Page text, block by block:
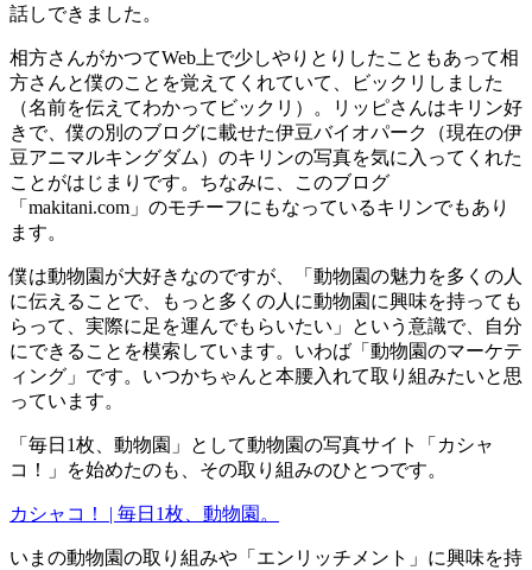
話しできました。
相方さんがかつてWeb上で少しやりとりしたこともあって相
方さんと僕のことを覚えてくれていて、ビックリしました
（名前を伝えてわかってビックリ）。リッピさんはキリン好
きで、僕の別のブログに載せた伊豆バイオパーク（現在の伊
豆アニマルキングダム）のキリンの写真を気に入ってくれた
ことがはじまりです。ちなみに、このブログ
「makitani.com」のモチーフにもなっているキリンでもあり
ます。
僕は動物園が大好きなのですが、「動物園の魅力を多くの人
に伝えることで、もっと多くの人に動物園に興味を持っても
らって、実際に足を運んでもらいたい」という意識で、自分
にできることを模索しています。いわば「動物園のマーケテ
ィング」です。いつかちゃんと本腰入れて取り組みたいと思
っています。
「毎日1枚、動物園」として動物園の写真サイト「カシャ
コ！」を始めたのも、その取り組みのひとつです。
カシャコ！ | 毎日1枚、動物園。
いまの動物園の取り組みや「エンリッチメント」に興味を持